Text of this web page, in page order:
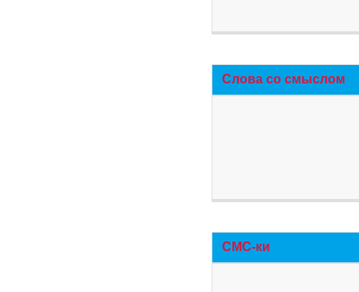
Слова со смыслом
СМС-ки